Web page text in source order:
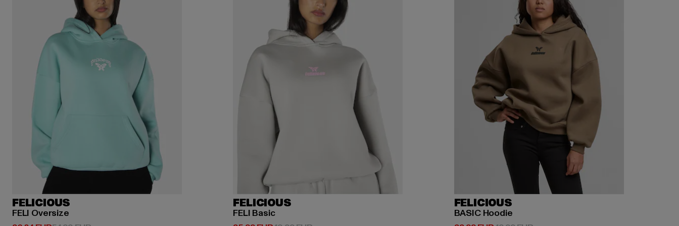
FELICIOUS
FELI Oversize
FELICIOUS
FELI Basic
FELICIOUS
BASIC Hoodie